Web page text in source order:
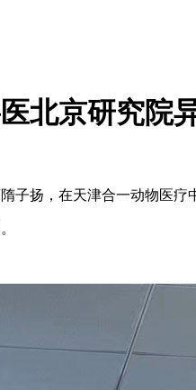
北京研究院
扬，在天津合一动物医疗